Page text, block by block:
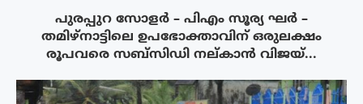
പുരപ്പുറ സോളർ – പിഎം സൂര്യ ഘർ –
തമിഴ്നാട്ടിലെ ഉപഭോക്താവിന് ഒരുലക്ഷം
രൂപവരെ സബ്സിഡി നല്കാൻ വിജയ്...